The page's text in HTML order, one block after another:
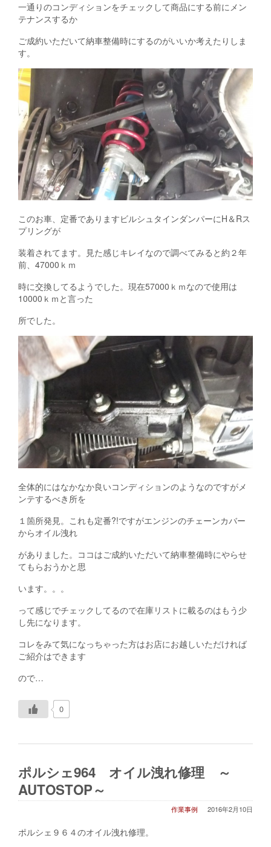
一通りのコンディションをチェックして商品にする前にメン
テナンスするか
ご成約いただいて納車整備時にするのがいいか考えたりしま
す。
このお車、定番でありますビルシュタインダンパーにH＆Rス
プリングが
装着されてます。見た感じキレイなので調べてみると約２年
前、47000ｋｍ
時に交換してるようでした。現在57000ｋｍなので使用は
10000ｋｍと言った
所でした。
全体的にはなかなか良いコンディションのようなのですがメ
ンテするべき所を
１箇所発見。これも定番?!ですがエンジンのチェーンカバー
からオイル洩れ
がありました。ココはご成約いただいて納車整備時にやらせ
てもらおうかと思
います。。。
って感じでチェックしてるので在庫リストに載るのはもう少
し先になります。
コレをみて気になっちゃった方はお店にお越しいただければ
ご紹介はできます
ので…
h
:
/
f
t
0
ポルシェ964 オイル洩れ修理 ～
AUTOSTOP～
2016年2月10日
作業事例
ポルシェ９６４のオイル洩れ修理。